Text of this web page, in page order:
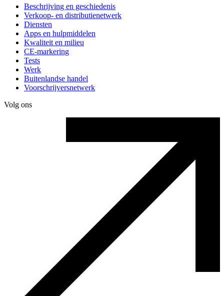
Beschrijving en geschiedenis
Verkoop- en distributienetwerk
Diensten
Apps en hulpmiddelen
Kwaliteit en milieu
CE-markering
Tests
Werk
Buitenlandse handel
Voorschrijversnetwerk
Volg ons